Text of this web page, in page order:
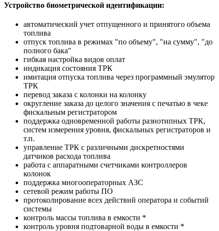
Устройство биометрической идентификации:
автоматический учет отпущенного и принятого объема
топлива
отпуск топлива в режимах "по объему", "на сумму", "до
полного бака"
гибкая настройка видов оплат
индикация состояния ТРК
имитация отпуска топлива через программный эмулятор
ТРК
перевод заказа с колонки на колонку
округление заказа до целого значения с печатью в чеке
фискальным регистратором
поддержка одновременной работы разнотипных ТРК,
систем измерения уровня, фискальных регистраторов и
т.п.
управление ТРК с различными дискретностями
датчиков расхода топлива
работа с аппаратными счетчиками контроллеров
колонок
поддержка многооператорных АЗС
сетевой режим работы ПО
протоколирование всех действий оператора и событий
системы
контроль массы топлива в емкости *
контроль уровня подтоварной воды в емкости *